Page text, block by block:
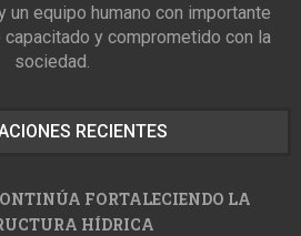
un equipo humano con importante
y comprometido con la
sociedad.
RECIENTES
FORTALECIENDO LA
HÍDRICA